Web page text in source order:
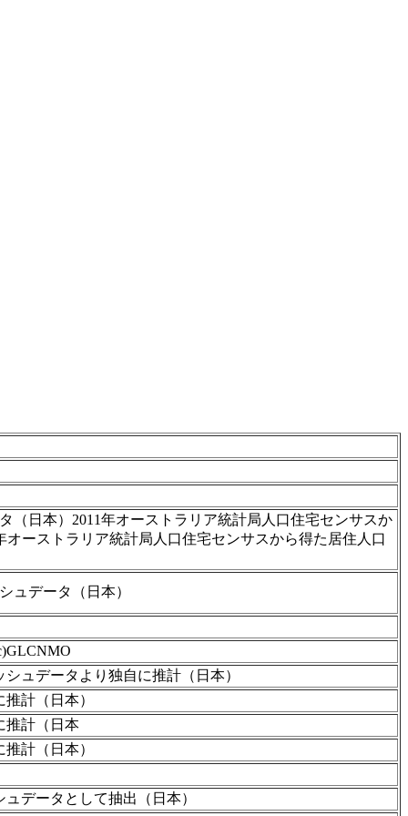
（日本）2011年オーストラリア統計局人口住宅センサスか
ーストラリア統計局人口住宅センサスから得た居住人口
ュデータ（日本）
ュデータより独自に推計（日本）
計（日本）
推計（日本
計（日本）
データとして抽出（日本）